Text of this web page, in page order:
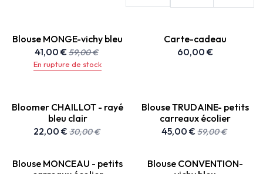
Blouse MONGE-vichy bleu
41,00 €59,00€
En rupture de stock
Carte-cadeau
60,00 €
Bloomer CHAILLOT - rayé
bleu clair
22,00 €30,00€
Blouse TRUDAINE- petits
carreaux écolier
45,00 €59,00€
Blouse MONCEAU - petits
Blouse CONVENTION-